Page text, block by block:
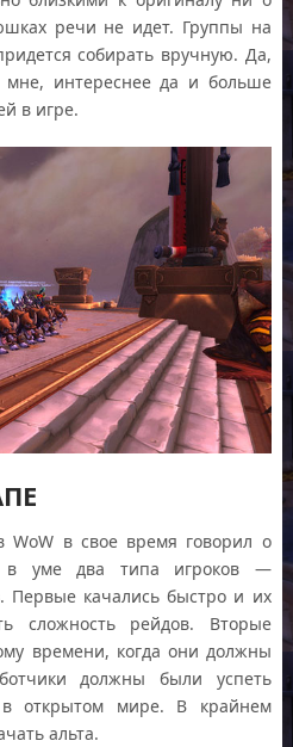
речи не идет. Группы на
собирать вручную. Да,
мне, интереснее да и больше
в игре.
WoW в свое время говорил о
уме два типа игроков —
Первые качались быстро и их
сложность рейдов. Вторые
времени, когда они должны
должны были успеть
в открытом мире. В крайнем
альта.